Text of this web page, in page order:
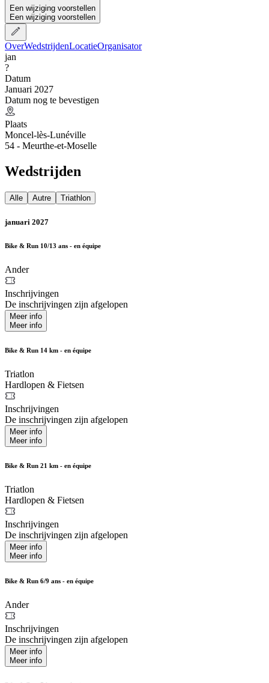
Een wijziging voorstellen
Een wijziging voorstellen
OverWedstrijdenLocatieOrganisator
jan
?
Datum
Januari 2027
Datum nog te bevestigen
Plaats
Moncel-lès-Lunéville
54 - Meurthe-et-Moselle
Wedstrijden
Alle Autre Triathlon
januari 2027
Bike & Run 10/13 ans - en équipe
Ander
Inschrijvingen
De inschrijvingen zijn afgelopen
Meer info
Meer info
Bike & Run 14 km - en équipe
Triatlon
Hardlopen & Fietsen
Inschrijvingen
De inschrijvingen zijn afgelopen
Meer info
Meer info
Bike & Run 21 km - en équipe
Triatlon
Hardlopen & Fietsen
Inschrijvingen
De inschrijvingen zijn afgelopen
Meer info
Meer info
Bike & Run 6/9 ans - en équipe
Ander
Inschrijvingen
De inschrijvingen zijn afgelopen
Meer info
Meer info